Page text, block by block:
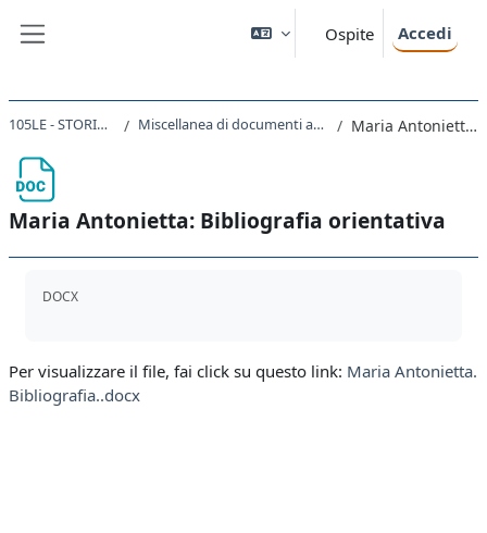
Ospite Accedi
105LE - STORIA DELLA FRANCIA 2021 Miscellanea di documenti attinenti a temi solamente accennati e non approfonditi nelle lezioni in presenza e nei file audio riassuntivi. Maria Antonietta: Bibliografia orientativa
Maria Antonietta: Bibliografia orientativa
DOCX
Per visualizzare il file, fai click su questo link: Maria Antonietta.
Bibliografia..docx